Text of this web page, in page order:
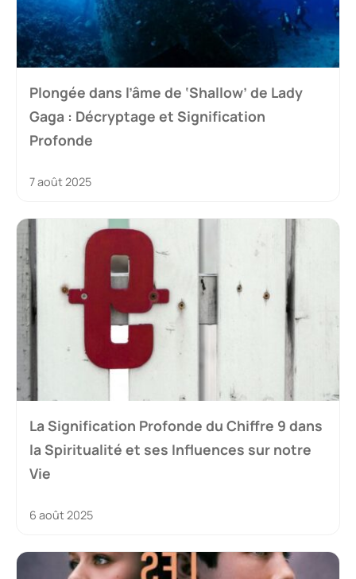
Plongée dans l’âme de ‘Shallow’ de Lady
Gaga : Décryptage et Signification
Profonde
7 août 2025
La Signification Profonde du Chiffre 9 dans
la Spiritualité et ses Influences sur notre
Vie
6 août 2025